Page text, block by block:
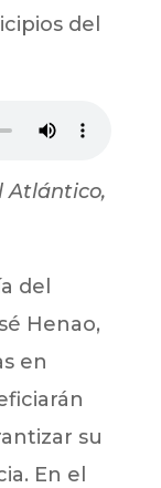
del
Atlántico,
del
Henao,
en
su
En el